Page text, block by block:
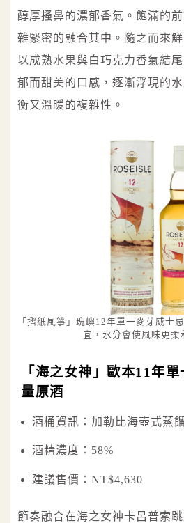
醇厚搔鼻的濃郁香氣。飽滿的
雜緊密的融合其中。隨之而來
以成熟水果與白巧克力香氣結
郁而甜美的口感，逐漸浮現的
衡又溫暖的複雜性。
「摺紙風箏」瑰嶼12年單一麥芽威士
宜，水分會使風味更柔
「海之女神」歐本11年
量原酒
酒桶資訊：加勒比海壺式蒸
酒精濃度：58%
建議售價：NT$4,630
節奏融合在海之女神卡呂普索